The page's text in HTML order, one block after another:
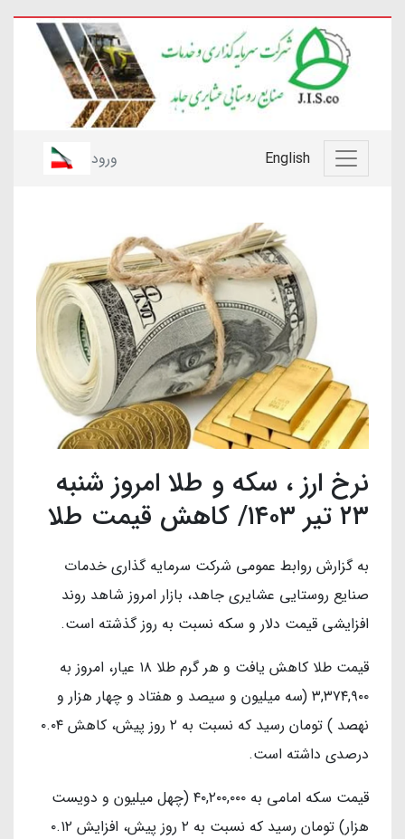
English ورود
نرخ ارز ، سکه و طلا امروز شنبه
۲۳ تیر ۱۴۰۳/ کاهش قیمت طلا
به گزارش روابط عمومی شرکت سرمایه گذاری خدمات
صنایع روستایی عشایری جاهد، بازار امروز شاهد روند
افزایشی قیمت دلار و سکه نسبت به روز گذشته است.
قیمت طلا کاهش یافت و هر گرم طلا ۱۸ عیار، امروز به
۳,۳۷۴,۹۰۰ (سه میلیون و سیصد و هفتاد و چهار هزار و
نهصد ) تومان رسید که نسبت به ۲ روز پیش، کاهش ۰.۰۴
درصدی داشته است.
قیمت سکه امامی به ۴۰,۲۰۰,۰۰۰ (چهل میلیون و دویست
هزار) تومان رسید که نسبت به ۲ روز پیش، افزایش ۰.۱۲